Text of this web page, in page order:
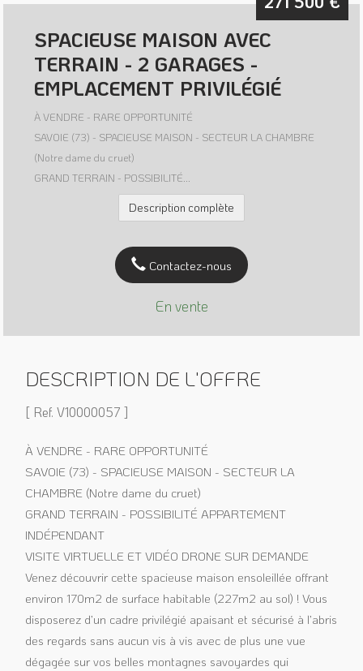
SPACIEUSE MAISON AVEC
TERRAIN - 2 GARAGES -
EMPLACEMENT PRIVILÉGIÉ
À VENDRE - RARE OPPORTUNITÉ
SAVOIE (73) - SPACIEUSE MAISON - SECTEUR LA CHAMBRE
(Notre dame du cruet)
GRAND TERRAIN - POSSIBILITÉ...
Description complète
Contactez-nous
En vente
DESCRIPTION DE L'OFFRE
[ Ref. V10000057 ]
À VENDRE - RARE OPPORTUNITÉ
SAVOIE (73) - SPACIEUSE MAISON - SECTEUR LA
CHAMBRE (Notre dame du cruet)
GRAND TERRAIN - POSSIBILITÉ APPARTEMENT
INDÉPENDANT
VISITE VIRTUELLE ET VIDÉO DRONE SUR DEMANDE
Venez découvrir cette spacieuse maison ensoleillée offrant
environ 170m2 de surface habitable (227m2 au sol) ! Vous
disposerez d’un cadre privilégié apaisant et sécurisé à l’abris
des regards sans aucun vis à vis avec de plus une vue
dégagée sur vos belles montagnes savoyardes qui